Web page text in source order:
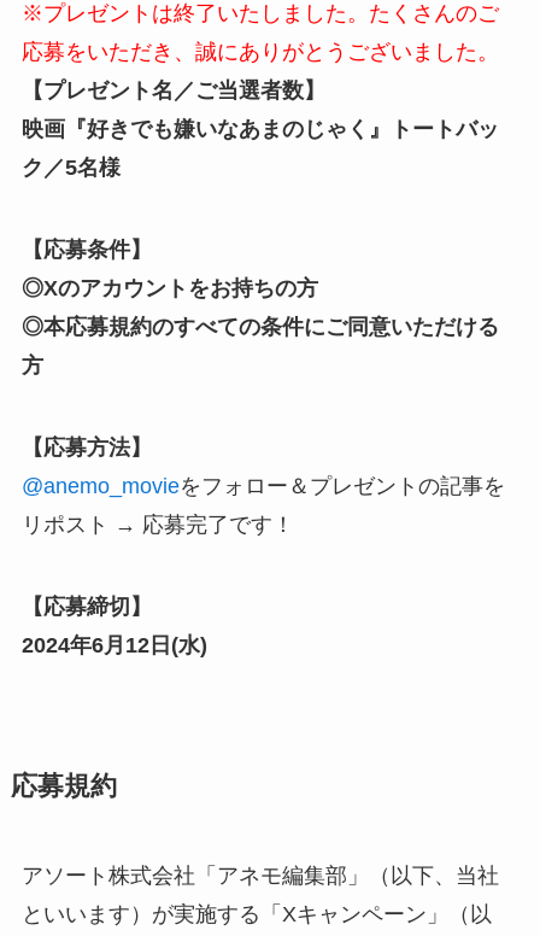
※プレゼントは終了いたしました。たくさんのご
応募をいただき、誠にありがとうございました。
【プレゼント名／ご当選者数】
映画『好きでも嫌いなあまのじゃく』トートバッ
ク／5名様
【応募条件】
◎Xのアカウントをお持ちの方
◎本応募規約のすべての条件にご同意いただける
方
【応募方法】
@anemo_movieをフォロー ＆プレゼントの記事を
リポスト → 応募完了です！
【応募締切】
2024年6月12日(水)
応募規約
アソート株式会社「アネモ編集部」（以下、当社
といいます）が実施する「Xキャンペーン」（以